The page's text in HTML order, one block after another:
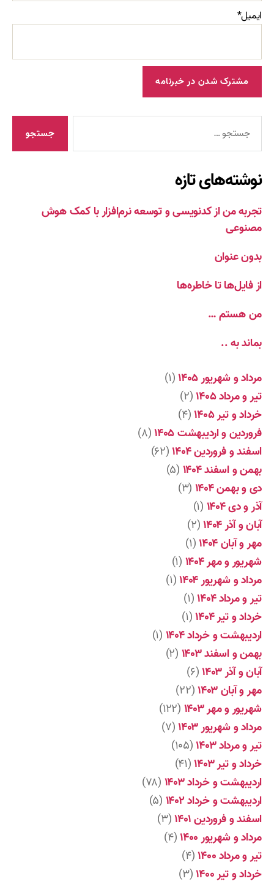
ایمیل*
نوشته‌های تازه
تجربه من از کدنویسی و توسعه نرم‌افزار با کمک هوش
مصنوعی
بدون عنوان
از فایل‌ها تا خاطره‌ها
من هستم …
بماند به ..
مرداد و شهریور ۱۴۰۵
(۱)
تیر و مرداد ۱۴۰۵
(۲)
خرداد و تیر ۱۴۰۵
(۴)
فروردین و اردیبهشت ۱۴۰۵
(۸)
اسفند و فروردین ۱۴۰۴
(۶۲)
بهمن و اسفند ۱۴۰۴
(۵)
دی و بهمن ۱۴۰۴
(۳)
آذر و دی ۱۴۰۴
(۱)
آبان و آذر ۱۴۰۴
(۲)
مهر و آبان ۱۴۰۴
(۱)
شهریور و مهر ۱۴۰۴
(۱)
مرداد و شهریور ۱۴۰۴
(۱)
تیر و مرداد ۱۴۰۴
(۱)
خرداد و تیر ۱۴۰۴
(۱)
اردیبهشت و خرداد ۱۴۰۴
(۱)
بهمن و اسفند ۱۴۰۳
(۲)
آبان و آذر ۱۴۰۳
(۶)
مهر و آبان ۱۴۰۳
(۲۲)
شهریور و مهر ۱۴۰۳
(۱۲۲)
مرداد و شهریور ۱۴۰۳
(۷)
تیر و مرداد ۱۴۰۳
(۱۰۵)
خرداد و تیر ۱۴۰۳
(۴۱)
اردیبهشت و خرداد ۱۴۰۳
(۷۸)
اردیبهشت و خرداد ۱۴۰۲
(۵)
اسفند و فروردین ۱۴۰۱
(۳)
مرداد و شهریور ۱۴۰۰
(۴)
تیر و مرداد ۱۴۰۰
(۴)
خرداد و تیر ۱۴۰۰
(۳)